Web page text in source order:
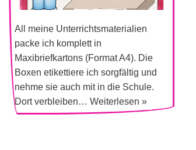
All meine Unterrichtsmaterialien
packe ich komplett in
Maxibriefkartons (Format A4). Die
Boxen etikettiere ich sorgfältig und
nehme sie auch mit in die Schule.
Dort verbleiben… Weiterlesen »